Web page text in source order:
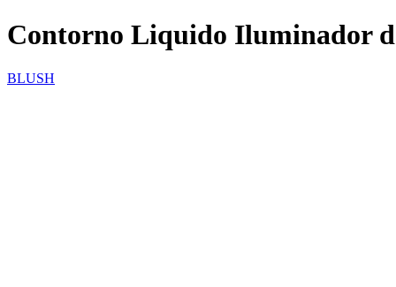
Contorno Liquido Iluminador
BLUSH